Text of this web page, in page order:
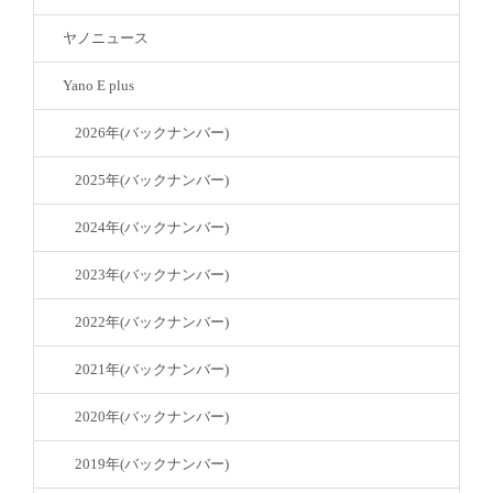
ヤノニュース
Yano E plus
2026年(バックナンバー)
2025年(バックナンバー)
2024年(バックナンバー)
2023年(バックナンバー)
2022年(バックナンバー)
2021年(バックナンバー)
2020年(バックナンバー)
2019年(バックナンバー)